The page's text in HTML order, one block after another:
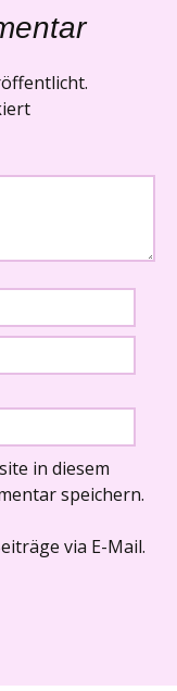
in diesem
speichern.
via E-Mail.